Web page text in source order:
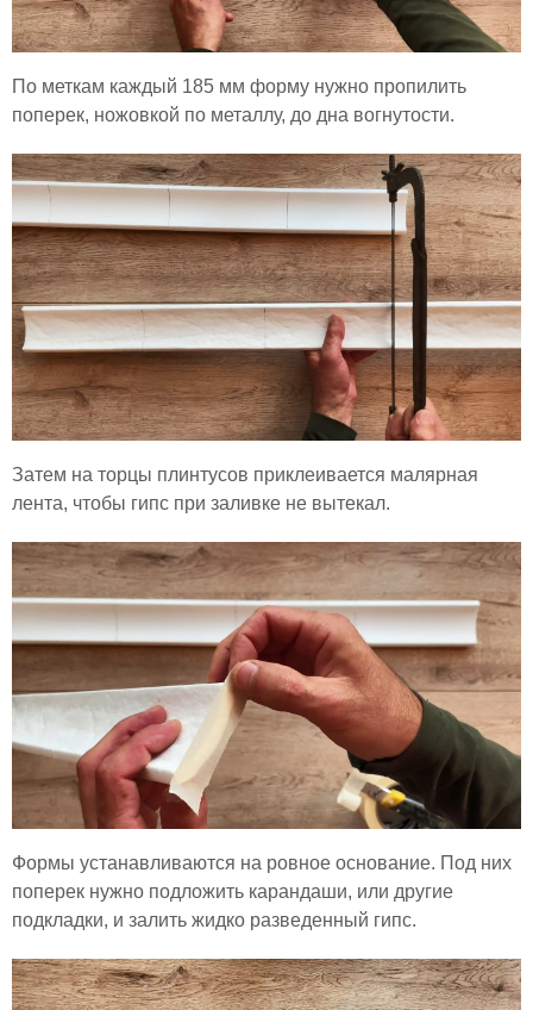
По меткам каждый 185 мм форму нужно пропилить
поперек, ножовкой по металлу, до дна вогнутости.
Затем на торцы плинтусов приклеивается малярная
лента, чтобы гипс при заливке не вытекал.
Формы устанавливаются на ровное основание. Под них
поперек нужно подложить карандаши, или другие
подкладки, и залить жидко разведенный гипс.